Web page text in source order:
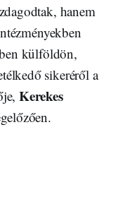
hanem
külföldön,
sikeréről a
Kerekes